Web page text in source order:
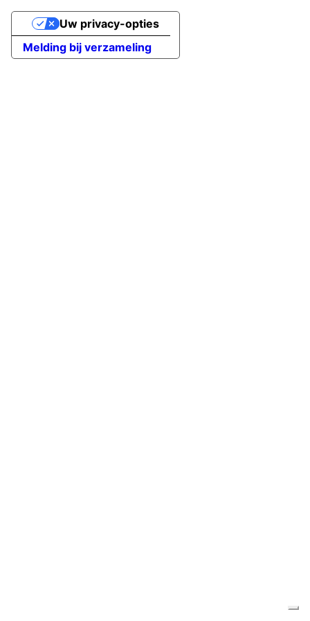
Melding bij verzameling
Uw privacy-opties